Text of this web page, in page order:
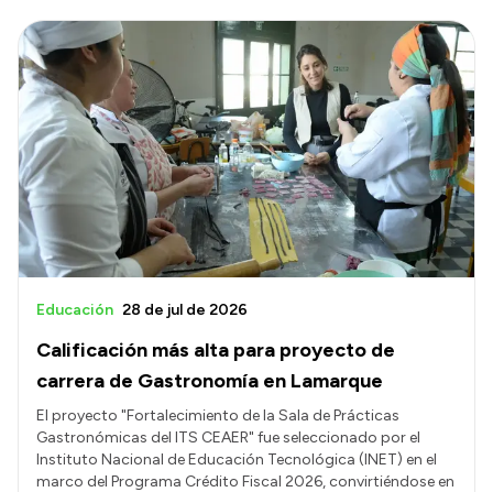
Calificación más alta para proyecto de
carrera de Gastronomía en Lamarque
Educación 28 de jul de 2026
El proyecto "Fortalecimiento de la Sala de Prácticas
Gastronómicas del ITS CEAER" fue seleccionado por el
Instituto Nacional de Educación Tecnológica (INET) en el
marco del Programa Crédito Fiscal 2026, convirtiéndose en